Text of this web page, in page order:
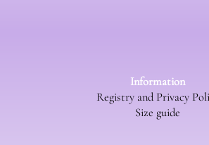
Information
Registry and Privacy
Size guide